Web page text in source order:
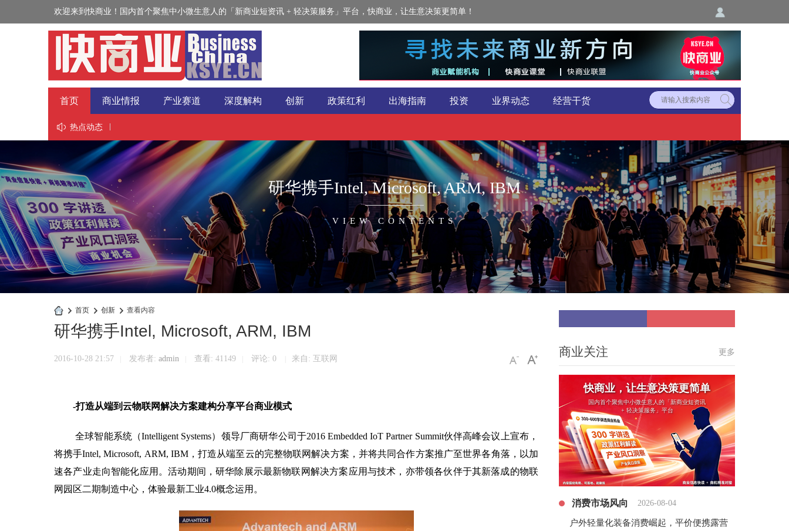
欢迎来到快商业！国内首个聚焦中小微生意人的「新商业短资讯 + 轻决策服务」平台，快商业，让生意决策更简单！
首页 商业情报 产业赛道 深度解构 创新 政策红利 出海指南 投资 业界动态 经营干货
视野热点动态
研华携手Intel, Microsoft, ARM, IBM
VIEW CONTENTS
快
业
› 首页 › 创新 › 查看内容
研华携手Intel, Microsoft, ARM, IBM
2016-10-28 21:57 发布者: admin 查看: 41149 评论: 0 来自: 互联网
-打造从端到云物联网解决方案建构分享平台商业模式
全球智能系统（Intelligent Systems）领导厂商研华公司于2016 Embedded IoT Partner Summit伙伴高峰会议上宣布，
将携手Intel, Microsoft, ARM, IBM，打造从端至云的完整物联网解决方案，并将共同合作方案推广至世界各角落，以加
速各产业走向智能化应用。活动期间，研华除展示最新物联网解决方案应用与技术，亦带领各伙伴于其新落成的物联
网园区二期制造中心，体验最新工业4.0概念运用。
商业关注 更多
快商业，让生意决策更简单
国内首个聚焦中小微生意人的「新商业短资讯
+ 轻决策服务」平台
消费市场风向 2026-08-04
户外轻量化装备消费崛起，平价便携露营